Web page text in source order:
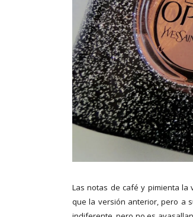
Las notas de café y pimienta la
que la versión anterior, pero a